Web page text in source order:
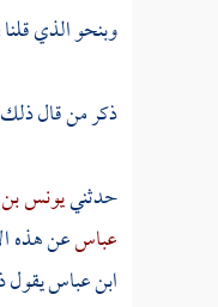
وبنحو الذي
ذكر من قال
حدثنييونس
عباسعن هذه
ابن عباس